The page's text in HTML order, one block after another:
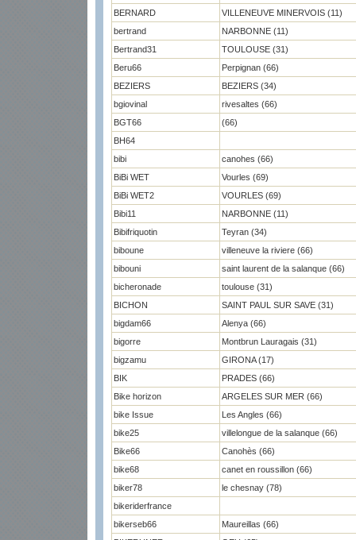
BERNARD
VILLENEUVE MINERVOIS (11)
bertrand
NARBONNE (11)
Bertrand31
TOULOUSE (31)
Beru66
Perpignan (66)
BEZIERS
BEZIERS (34)
bgiovinal
rivesaltes (66)
BGT66
(66)
BH64
bibi
canohes (66)
BiBi WET
Vourles (69)
BiBi WET2
VOURLES (69)
Bibi11
NARBONNE (11)
Bibifriquotin
Teyran (34)
biboune
villeneuve la riviere (66)
bibouni
saint laurent de la salanque (66)
bicheronade
toulouse (31)
BICHON
SAINT PAUL SUR SAVE (31)
bigdam66
Alenya (66)
bigorre
Montbrun Lauragais (31)
bigzamu
GIRONA (17)
BIK
PRADES (66)
Bike horizon
ARGELES SUR MER (66)
bike Issue
Les Angles (66)
bike25
villelongue de la salanque (66)
Bike66
Canohès (66)
bike68
canet en roussillon (66)
biker78
le chesnay (78)
bikeriderfrance
bikerseb66
Maureillas (66)